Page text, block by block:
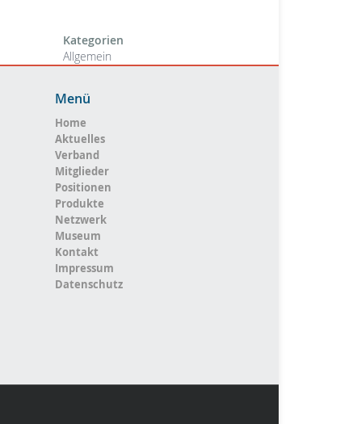
Kategorien
Allgemein
Menü
Home
Aktuelles
Verband
Mitglieder
Positionen
Produkte
Netzwerk
Museum
Kontakt
Impressum
Datenschutz